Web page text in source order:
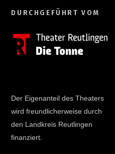
DURCHGEFÜHRT VOM
Der Eigenanteil des Theaters
wird freundlicherweise durch
den Landkreis Reutlingen
finanziert.